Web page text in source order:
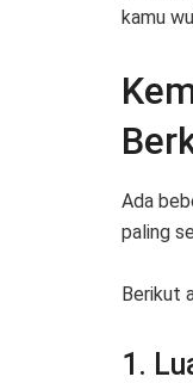
kamu
Ada
paling
Berikut
1.